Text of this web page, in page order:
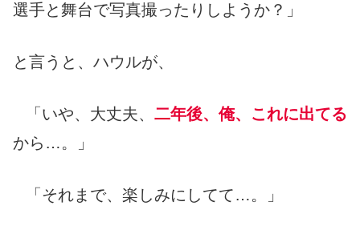
選手と舞台で写真撮ったりしようか？」
と言うと、ハウルが、
「いや、大丈夫、 二年後、俺、これに出てる
から…。」
「それまで、楽しみにしてて…。」